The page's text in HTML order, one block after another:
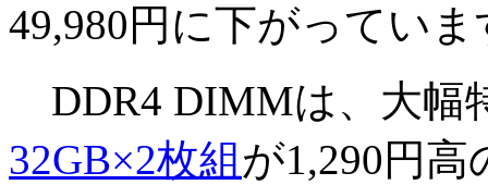
49,980円に下がっていま
DDR4 DIMMは、大幅
32GB×2枚組が1,290円